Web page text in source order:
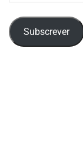
Subscrever